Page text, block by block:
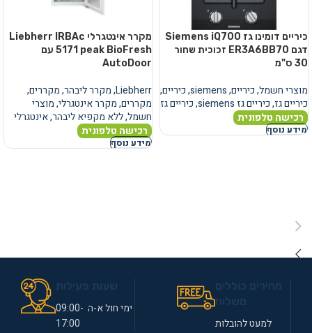
כיריים דומינו גז Siemens iQ700
דגם ER3A6BB70 זכוכית שחור
30 ס"מ
מוצרי חשמל,כיריים,
siemens
,כיריים,
כיריים גז,כיריים גז siemens ,כיריים גז
רכישה טלפונית
מידע נוסף
מקרר אינטגרלי Liebherr IRBAc
5171 peak BioFresh עם
AutoDoor
Liebherr
,מקרר ליבהר,מקררים,
מקררים,מקרר אינטגרלי,מוצרי
חשמל,ללא מקפיא ליבהר,אינטגרלי
רכישה טלפונית
מידע נוסף
למעט להובלות
ימי חול א-ה 09:00-
17:00